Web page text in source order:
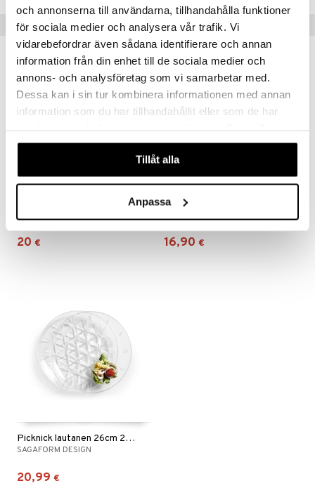
och annonserna till användarna, tillhandahålla funktioner
för sociala medier och analysera vår trafik. Vi
vidarebefordrar även sådana identifierare och annan
information från din enhet till de sociala medier och
annons- och analysföretag som vi samarbetar med.
Dessa kan i sin tur kombinera informationen med annan
information som du har tillhandahållit eller som de har
våra cookies vid fortsatt användande av vår webbplats.
Tillåt alla
Anpassa
Vinkkejä sinulle
20 €
Picknick aterimet 12 osaa
16,90 €
Picknick lautanen 26cm 2-pack
SAGAFORM DESIGN
20,99 €